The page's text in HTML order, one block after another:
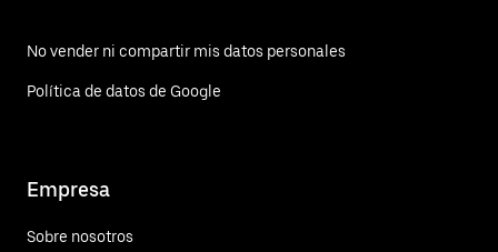
No vender ni compartir mis datos personales
Política de datos de Google
Empresa
Sobre nosotros